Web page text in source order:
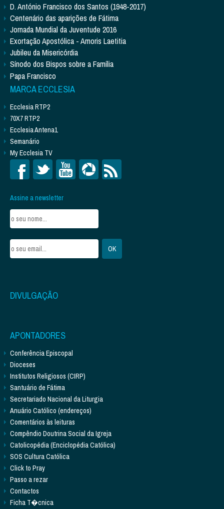
D. António Francisco dos Santos (1948-2017)
Centenário das aparições de Fátima
Jornada Mundial da Juventude 2016
Exortação Apostólica - Amoris Laetitia
Jubileu da Misericórdia
Sínodo dos Bispos sobre a Família
Papa Francisco
MARCA ECCLESIA
Ecclesia RTP2
70X7 RTP2
Ecclesia Antena1
Semanário
My Ecclesia TV
Assine a newsletter
DIVULGAÇÃO
APONTADORES
Conferência Episcopal
Dioceses
Institutos Religiosos (CIRP)
Santuário de Fátima
Secretariado Nacional da Liturgia
Anuário Católico (endereços)
Comentários às leituras
Compêndio Doutrina Social da Igreja
Catolicopédia (Enciclopédia Católica)
SOS Cultura Católica
Click to Pray
Passo a rezar
Contactos
Ficha T�cnica